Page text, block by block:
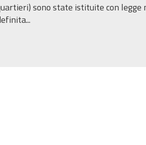
sono state istituite con legge